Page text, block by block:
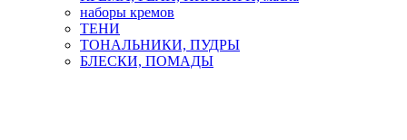
наборы кремов
ТЕНИ
ТОНАЛЬНИКИ, ПУДРЫ
БЛЕСКИ, ПОМАДЫ